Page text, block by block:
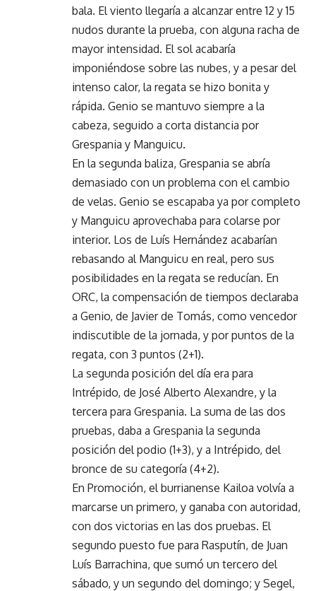
bala. El viento llegaría a alcanzar entre 12 y 15
nudos durante la prueba, con alguna racha de
mayor intensidad. El sol acabaría
imponiéndose sobre las nubes, y a pesar del
intenso calor, la regata se hizo bonita y
rápida. Genio se mantuvo siempre a la
cabeza, seguido a corta distancia por
Grespania y Manguicu.
En la segunda baliza, Grespania se abría
demasiado con un problema con el cambio
de velas. Genio se escapaba ya por completo
y Manguicu aprovechaba para colarse por
interior. Los de Luís Hernández acabarían
rebasando al Manguicu en real, pero sus
posibilidades en la regata se reducían. En
ORC, la compensación de tiempos declaraba
a Genio, de Javier de Tomás, como vencedor
indiscutible de la jornada, y por puntos de la
regata, con 3 puntos (2+1).
La segunda posición del día era para
Intrépido, de José Alberto Alexandre, y la
tercera para Grespania. La suma de las dos
pruebas, daba a Grespania la segunda
posición del podio (1+3), y a Intrépido, del
bronce de su categoría (4+2).
En Promoción, el burrianense Kailoa volvía a
marcarse un primero, y ganaba con autoridad,
con dos victorias en las dos pruebas. El
segundo puesto fue para Rasputín, de Juan
Luís Barrachina, que sumó un tercero del
sábado, y un segundo del domingo; y Segel,